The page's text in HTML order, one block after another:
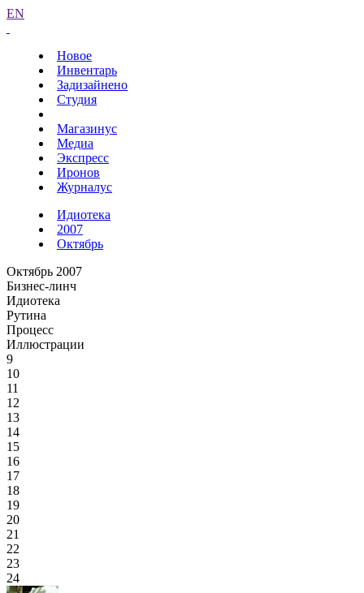
EN
Новое
Инвентарь
Задизайнено
Студия
Магазинус
Медиа
Экспресс
Иронов
Журналус
Идиотека
2007
Октябрь
Октябрь 2007
Бизнес-линч
Идиотека
Рутина
Процесс
Иллюстрации
9
10
11
12
13
14
15
16
17
18
19
20
21
22
23
24